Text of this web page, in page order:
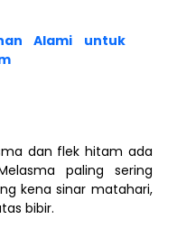
Alami untuk
dan flek hitam ada
paling sering
kena sinar matahari,
bibir.